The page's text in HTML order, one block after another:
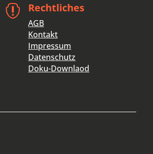
 Rechtliches
AGB
Kontakt
Impressum
Datenschutz
Doku-Downlaod